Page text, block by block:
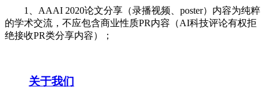
1、AAAI 2020论文分享（录播视频、poster）内容为纯粹
的学术交流，不应包含商业性质PR内容（AI科技评论有权拒
绝接收PR类分享内容）；
关于我们